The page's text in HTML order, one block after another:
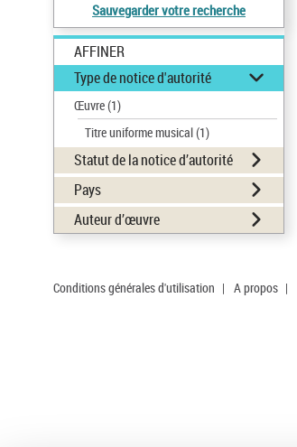
Sauvegarder votre recherche
AFFINER
Type de notice d'autorité
Œuvre(1)
Titre uniforme musical(1)
Statut de la notice d’autorité
Pays
Auteur d’œuvre
Conditions générales d'utilisation | A propos |